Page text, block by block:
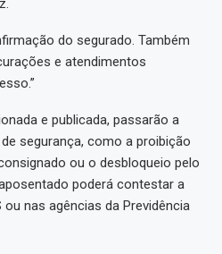
do segurado. Também
e atendimentos
e publicada, passarão a
segurança, como a proibição
ou o desbloqueio pelo
poderá contestar a
nas agências da Previdência